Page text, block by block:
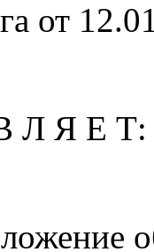
от
Л Я Е Т: